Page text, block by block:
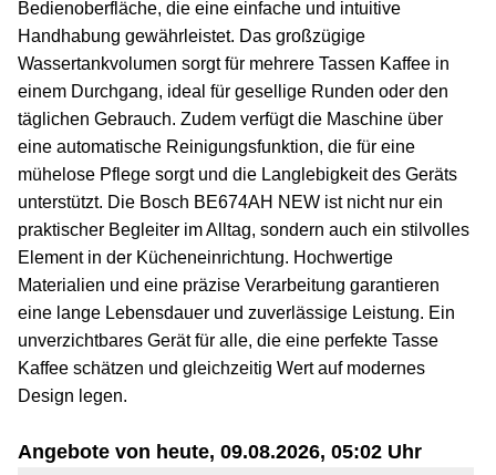
Bedienoberfläche, die eine einfache und intuitive
Handhabung gewährleistet. Das großzügige
Wassertankvolumen sorgt für mehrere Tassen Kaffee in
einem Durchgang, ideal für gesellige Runden oder den
täglichen Gebrauch. Zudem verfügt die Maschine über
eine automatische Reinigungsfunktion, die für eine
mühelose Pflege sorgt und die Langlebigkeit des Geräts
unterstützt. Die Bosch BE674AH NEW ist nicht nur ein
praktischer Begleiter im Alltag, sondern auch ein stilvolles
Element in der Kücheneinrichtung. Hochwertige
Materialien und eine präzise Verarbeitung garantieren
eine lange Lebensdauer und zuverlässige Leistung. Ein
unverzichtbares Gerät für alle, die eine perfekte Tasse
Kaffee schätzen und gleichzeitig Wert auf modernes
Design legen.
Angebote von heute, 09.08.2026, 05:02 Uhr